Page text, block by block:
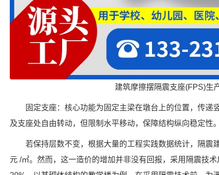
建筑摩擦摆隔震支座(FPS)生
固定支座：核心功能为固定主梁在墩台上的位置，传递
及支座处自由转动，但限制水平移动，保障结构纵向稳定性
若保持层数不变，根据大量的工程实践数据统计，隔震
元 /㎡。然而，这一造价的增加并非没有回报，采用隔震技